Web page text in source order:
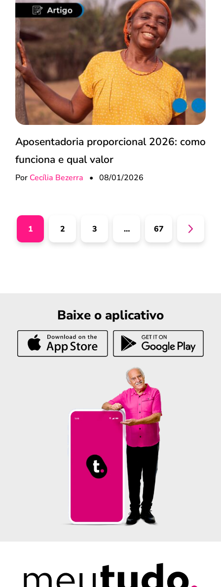
Aposentadoria proporcional 2026: como
funciona e qual valor
Por Cecília Bezerra • 08/01/2026
1 2 3 … 67
Baixe o aplicativo